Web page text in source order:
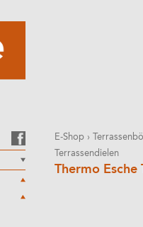
E-Shop ›
Terrassendielen
Thermo Esche